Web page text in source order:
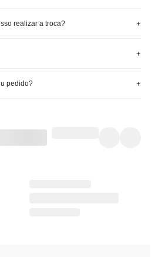
realizar a troca? +
+
pedido? +